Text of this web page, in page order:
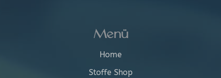
Menü
Home
Stoffe Shop